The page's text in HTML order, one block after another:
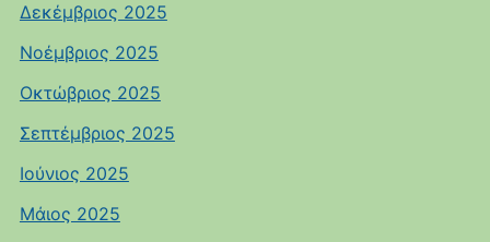
Δεκέμβριος 2025
Νοέμβριος 2025
Οκτώβριος 2025
Σεπτέμβριος 2025
Ιούνιος 2025
Μάιος 2025